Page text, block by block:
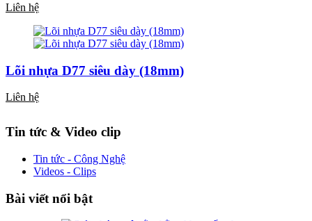
Liên hệ
Lõi nhựa D77 siêu dày (18mm)
Liên hệ
Tin tức & Video clip
Tin tức - Công Nghệ
Videos - Clips
Bài viết nổi bật